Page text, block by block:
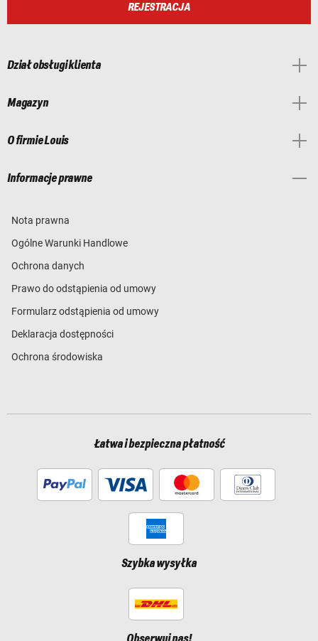
REJESTRACJA
Dział obsługi klienta
Magazyn
O firmie Louis
Informacje prawne
Nota prawna
Ogólne Warunki Handlowe
Ochrona danych
Prawo do odstąpienia od umowy
Formularz odstąpienia od umowy
Deklaracja dostępności
Ochrona środowiska
Łatwa i bezpieczna płatność
Szybka wysyłka